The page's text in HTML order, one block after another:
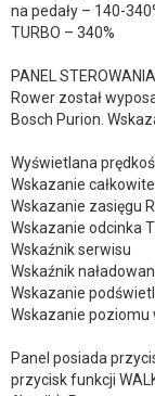
na pedały – 140-
TURBO – 340%
PANEL STEROWANIA
Rower został
Bosch Purion.
Wyświetlana
Wskazanie
Wskazanie zasięgu
Wskazanie odcinka
Wskaźnik serwisu
Wskaźnik
Wskazanie
Wskazanie
Panel posiada
przycisk funkcji